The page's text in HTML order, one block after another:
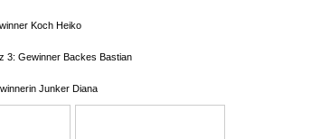
Koch Heiko
3: Gewinner Backes Bastian
Junker Diana